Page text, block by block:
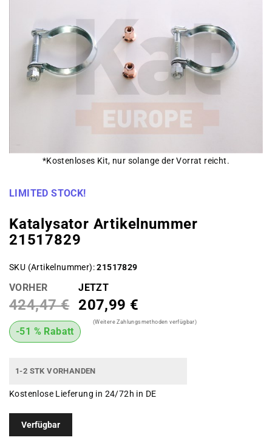
*Kostenloses Kit, nur solange der Vorrat reicht.
LIMITED STOCK!
Katalysator Artikelnummer
21517829
SKU (Artikelnummer) 21517829
VORHER
424,47 €
JETZT
207,99 €
-51 % Rabatt
(Weitere Zahlungsmethoden verfügbar)
1-2 STK VORHANDEN
Kostenlose Lieferung in 24/72h in DE
Verfügbar